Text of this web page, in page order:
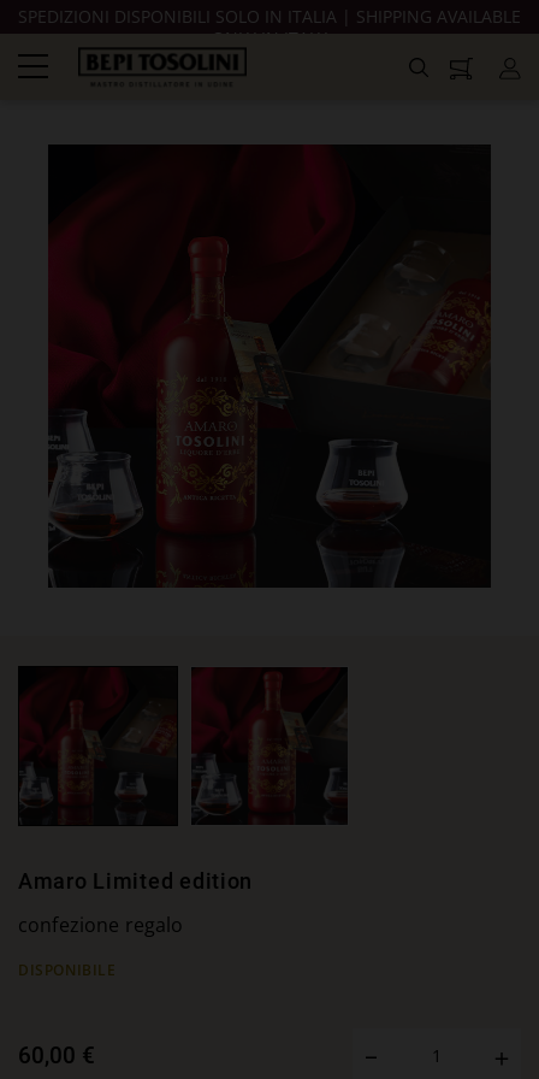
SPEDIZIONI DISPONIBILI SOLO IN ITALIA | SHIPPING AVAILABLE
ONLY IN ITALY
navigazione
Toggle
Amaro Limited edition
confezione regalo
DISPONIBILE
60,00 €